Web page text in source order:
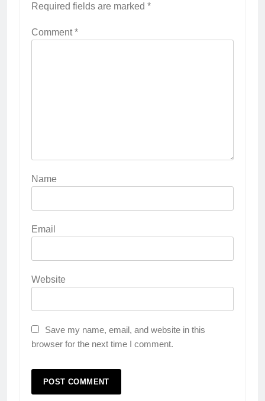
Required fields are marked *
Comment*
Name
Email
Website
Save my name, email, and website in this
browser for the next time I comment.